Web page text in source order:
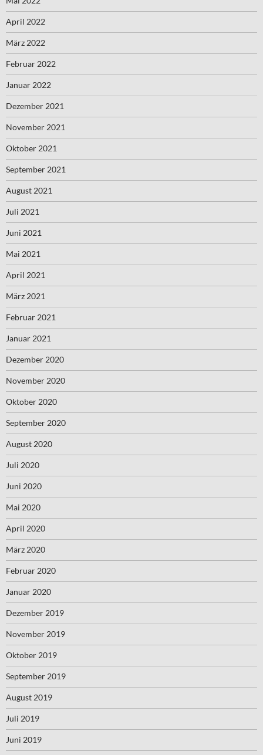
April 2022
März 2022
Februar 2022
Januar 2022
Dezember 2021
November 2021
Oktober 2021
September 2021
August 2021
Juli 2021
Juni 2021
Mai 2021
April 2021
März 2021
Februar 2021
Januar 2021
Dezember 2020
November 2020
Oktober 2020
September 2020
August 2020
Juli 2020
Juni 2020
Mai 2020
April 2020
März 2020
Februar 2020
Januar 2020
Dezember 2019
November 2019
Oktober 2019
September 2019
August 2019
Juli 2019
Juni 2019